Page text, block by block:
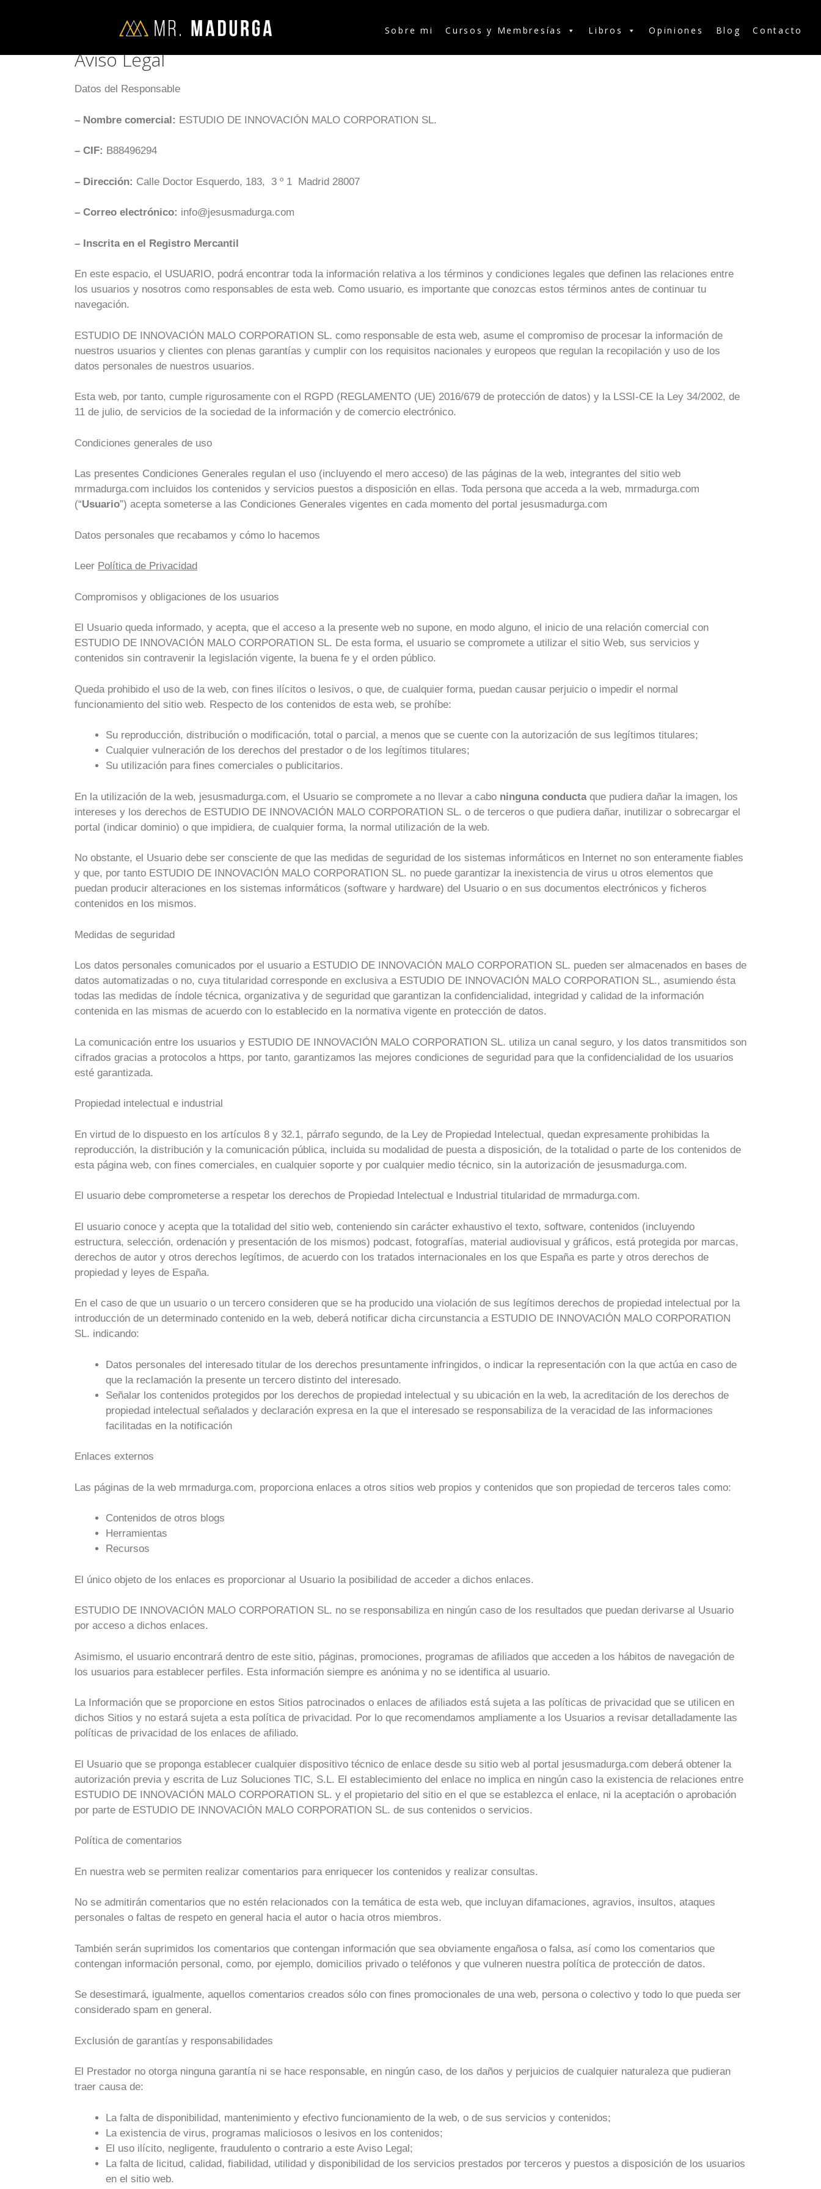
Sobre mi Cursos y Membresías Libros Opiniones Blog Contacto
Aviso Legal
Datos del Responsable
– Nombre comercial: ESTUDIO DE INNOVACIÓN MALO CORPORATION SL.
– CIF: B88496294
– Dirección: Calle Doctor Esquerdo, 183, 3 º 1 Madrid 28007
– Correo electrónico: info@jesusmadurga.com
– Inscrita en el Registro Mercantil
En este espacio, el USUARIO, podrá encontrar toda la información relativa a los términos y condiciones legales que definen las relaciones entre
los usuarios y nosotros como responsables de esta web. Como usuario, es importante que conozcas estos términos antes de continuar tu
navegación.
ESTUDIO DE INNOVACIÓN MALO CORPORATION SL. como responsable de esta web, asume el compromiso de procesar la información de
nuestros usuarios y clientes con plenas garantías y cumplir con los requisitos nacionales y europeos que regulan la recopilación y uso de los
datos personales de nuestros usuarios.
Esta web, por tanto, cumple rigurosamente con el RGPD (REGLAMENTO (UE) 2016/679 de protección de datos) y la LSSI-CE la Ley 34/2002, de
11 de julio, de servicios de la sociedad de la información y de comercio electrónico.
Condiciones generales de uso
Las presentes Condiciones Generales regulan el uso (incluyendo el mero acceso) de las páginas de la web, integrantes del sitio web
mrmadurga.com incluidos los contenidos y servicios puestos a disposición en ellas. Toda persona que acceda a la web, mrmadurga.com
(“Usuario”) acepta someterse a las Condiciones Generales vigentes en cada momento del portal jesusmadurga.com
Datos personales que recabamos y cómo lo hacemos
Leer Política de Privacidad
Compromisos y obligaciones de los usuarios
El Usuario queda informado, y acepta, que el acceso a la presente web no supone, en modo alguno, el inicio de una relación comercial con
ESTUDIO DE INNOVACIÓN MALO CORPORATION SL. De esta forma, el usuario se compromete a utilizar el sitio Web, sus servicios y
contenidos sin contravenir la legislación vigente, la buena fe y el orden público.
Queda prohibido el uso de la web, con fines ilícitos o lesivos, o que, de cualquier forma, puedan causar perjuicio o impedir el normal
funcionamiento del sitio web. Respecto de los contenidos de esta web, se prohíbe:
Su reproducción, distribución o modificación, total o parcial, a menos que se cuente con la autorización de sus legítimos titulares;
Cualquier vulneración de los derechos del prestador o de los legítimos titulares;
Su utilización para fines comerciales o publicitarios.
En la utilización de la web, jesusmadurga.com, el Usuario se compromete a no llevar a cabo ninguna conductaque pudiera dañar la imagen, los
intereses y los derechos de ESTUDIO DE INNOVACIÓN MALO CORPORATION SL. o de terceros o que pudiera dañar, inutilizar o sobrecargar el
portal (indicar dominio) o que impidiera, de cualquier forma, la normal utilización de la web.
No obstante, el Usuario debe ser consciente de que las medidas de seguridad de los sistemas informáticos en Internet no son enteramente fiables
y que, por tanto ESTUDIO DE INNOVACIÓN MALO CORPORATION SL. no puede garantizar la inexistencia de virus u otros elementos que
puedan producir alteraciones en los sistemas informáticos (software y hardware) del Usuario o en sus documentos electrónicos y ficheros
contenidos en los mismos.
Medidas de seguridad
Los datos personales comunicados por el usuario a ESTUDIO DE INNOVACIÓN MALO CORPORATION SL. pueden ser almacenados en bases de
datos automatizadas o no, cuya titularidad corresponde en exclusiva a ESTUDIO DE INNOVACIÓN MALO CORPORATION SL., asumiendo ésta
todas las medidas de índole técnica, organizativa y de seguridad que garantizan la confidencialidad, integridad y calidad de la información
contenida en las mismas de acuerdo con lo establecido en la normativa vigente en protección de datos.
La comunicación entre los usuarios y ESTUDIO DE INNOVACIÓN MALO CORPORATION SL. utiliza un canal seguro, y los datos transmitidos son
cifrados gracias a protocolos a https, por tanto, garantizamos las mejores condiciones de seguridad para que la confidencialidad de los usuarios
esté garantizada.
Propiedad intelectual e industrial
En virtud de lo dispuesto en los artículos 8 y 32.1, párrafo segundo, de la Ley de Propiedad Intelectual, quedan expresamente prohibidas la
reproducción, la distribución y la comunicación pública, incluida su modalidad de puesta a disposición, de la totalidad o parte de los contenidos de
esta página web, con fines comerciales, en cualquier soporte y por cualquier medio técnico, sin la autorización de jesusmadurga.com.
El usuario debe comprometerse a respetar los derechos de Propiedad Intelectual e Industrial titularidad de mrmadurga.com.
El usuario conoce y acepta que la totalidad del sitio web, conteniendo sin carácter exhaustivo el texto, software, contenidos (incluyendo
estructura, selección, ordenación y presentación de los mismos) podcast, fotografías, material audiovisual y gráficos, está protegida por marcas,
derechos de autor y otros derechos legítimos, de acuerdo con los tratados internacionales en los que España es parte y otros derechos de
propiedad y leyes de España.
En el caso de que un usuario o un tercero consideren que se ha producido una violación de sus legítimos derechos de propiedad intelectual por la
introducción de un determinado contenido en la web, deberá notificar dicha circunstancia a ESTUDIO DE INNOVACIÓN MALO CORPORATION
SL. indicando:
Datos personales del interesado titular de los derechos presuntamente infringidos, o indicar la representación con la que actúa en caso de
que la reclamación la presente un tercero distinto del interesado.
Señalar los contenidos protegidos por los derechos de propiedad intelectual y su ubicación en la web, la acreditación de los derechos de
propiedad intelectual señalados y declaración expresa en la que el interesado se responsabiliza de la veracidad de las informaciones
facilitadas en la notificación
Enlaces externos
Las páginas de la web mrmadurga.com, proporciona enlaces a otros sitios web propios y contenidos que son propiedad de terceros tales como:
Contenidos de otros blogs
Herramientas
Recursos
El único objeto de los enlaces es proporcionar al Usuario la posibilidad de acceder a dichos enlaces.
ESTUDIO DE INNOVACIÓN MALO CORPORATION SL. no se responsabiliza en ningún caso de los resultados que puedan derivarse al Usuario
por acceso a dichos enlaces.
Asimismo, el usuario encontrará dentro de este sitio, páginas, promociones, programas de afiliados que acceden a los hábitos de navegación de
los usuarios para establecer perfiles. Esta información siempre es anónima y no se identifica al usuario.
La Información que se proporcione en estos Sitios patrocinados o enlaces de afiliados está sujeta a las políticas de privacidad que se utilicen en
dichos Sitios y no estará sujeta a esta política de privacidad. Por lo que recomendamos ampliamente a los Usuarios a revisar detalladamente las
políticas de privacidad de los enlaces de afiliado.
El Usuario que se proponga establecer cualquier dispositivo técnico de enlace desde su sitio web al portal jesusmadurga.com deberá obtener la
autorización previa y escrita de Luz Soluciones TIC, S.L. El establecimiento del enlace no implica en ningún caso la existencia de relaciones entre
ESTUDIO DE INNOVACIÓN MALO CORPORATION SL. y el propietario del sitio en el que se establezca el enlace, ni la aceptación o aprobación
por parte de ESTUDIO DE INNOVACIÓN MALO CORPORATION SL. de sus contenidos o servicios.
Política de comentarios
En nuestra web se permiten realizar comentarios para enriquecer los contenidos y realizar consultas.
No se admitirán comentarios que no estén relacionados con la temática de esta web, que incluyan difamaciones, agravios, insultos, ataques
personales o faltas de respeto en general hacia el autor o hacia otros miembros.
También serán suprimidos los comentarios que contengan información que sea obviamente engañosa o falsa, así como los comentarios que
contengan información personal, como, por ejemplo, domicilios privado o teléfonos y que vulneren nuestra política de protección de datos.
Se desestimará, igualmente, aquellos comentarios creados sólo con fines promocionales de una web, persona o colectivo y todo lo que pueda ser
considerado spam en general.
Exclusión de garantías y responsabilidades
El Prestador no otorga ninguna garantía ni se hace responsable, en ningún caso, de los daños y perjuicios de cualquier naturaleza que pudieran
traer causa de:
La falta de disponibilidad, mantenimiento y efectivo funcionamiento de la web, o de sus servicios y contenidos;
La existencia de virus, programas maliciosos o lesivos en los contenidos;
El uso ilícito, negligente, fraudulento o contrario a este Aviso Legal;
La falta de licitud, calidad, fiabilidad, utilidad y disponibilidad de los servicios prestados por terceros y puestos a disposición de los usuarios
en el sitio web.